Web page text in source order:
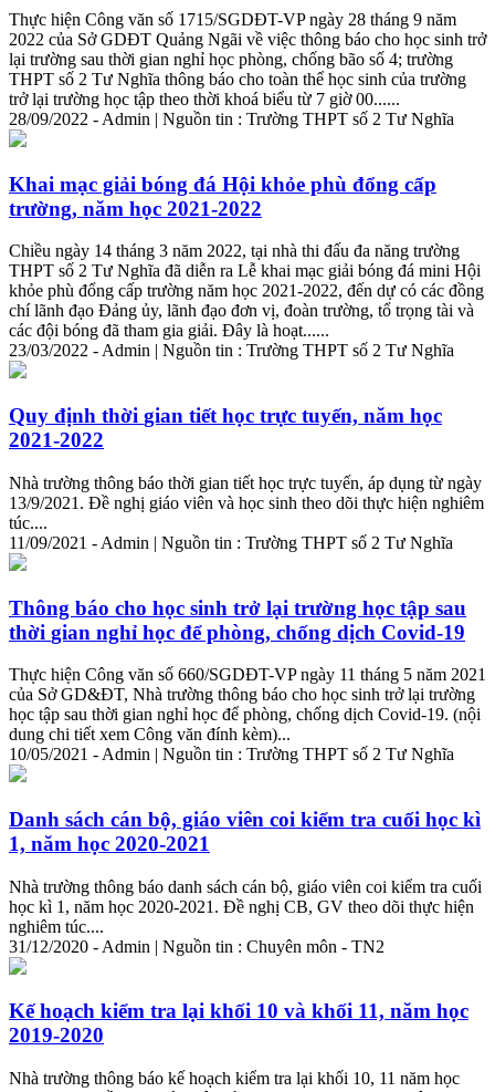
Thực hiện Công văn số 1715/SGDĐT-VP ngày 28 tháng 9 năm
2022 của Sở GDĐT Quảng Ngãi về việc thông báo cho học sinh trở
lại trường sau thời gian nghỉ học phòng, chống bão số 4; trường
THPT số 2 Tư Nghĩa thông báo cho toàn thể học sinh của trường
trở lại trường học tập theo thời khoá biểu từ 7 giờ 00......
28/09/2022 - Admin | Nguồn tin : Trường THPT số 2 Tư Nghĩa
Khai mạc giải bóng đá Hội khỏe phù đổng cấp
trường, năm học 2021-2022
Chiều ngày 14 tháng 3 năm 2022, tại nhà thi đấu đa năng trường
THPT số 2 Tư Nghĩa đã diễn ra Lễ khai mạc giải bóng đá mini Hội
khỏe phù đổng cấp trường năm học 2021-2022, đến dự có các đồng
chí lãnh đạo Đảng ủy, lãnh đạo đơn vị, đoàn trường, tổ trọng tài và
các đội bóng đã tham gia giải. Đây là hoạt......
23/03/2022 - Admin | Nguồn tin : Trường THPT số 2 Tư Nghĩa
Quy định thời gian tiết học trực tuyến, năm học
2021-2022
Nhà trường thông báo thời gian tiết học trực tuyến, áp dụng từ ngày
13/9/2021. Đề nghị giáo viên và học sinh theo dõi thực hiện nghiêm
túc....
11/09/2021 - Admin | Nguồn tin : Trường THPT số 2 Tư Nghĩa
Thông báo cho học sinh trở lại trường học tập sau
thời gian nghỉ học để phòng, chống dịch Covid-19
Thực hiện Công văn số 660/SGDĐT-VP ngày 11 tháng 5 năm 2021
của Sở GD&ĐT, Nhà trường thông báo cho học sinh trở lại trường
học tập sau thời gian nghỉ học để phòng, chống dịch Covid-19. (nội
dung chi tiết xem Công văn đính kèm)...
10/05/2021 - Admin | Nguồn tin : Trường THPT số 2 Tư Nghĩa
Danh sách cán bộ, giáo viên coi kiểm tra cuối học kì
1, năm học 2020-2021
Nhà trường thông báo danh sách cán bộ, giáo viên coi kiểm tra cuối
học kì 1, năm học 2020-2021. Đề nghị CB, GV theo dõi thực hiện
nghiêm túc....
31/12/2020 - Admin | Nguồn tin : Chuyên môn - TN2
Kế hoạch kiểm tra lại khối 10 và khối 11, năm học
2019-2020
Nhà trường thông báo kế hoạch kiểm tra lại khối 10, 11 năm học